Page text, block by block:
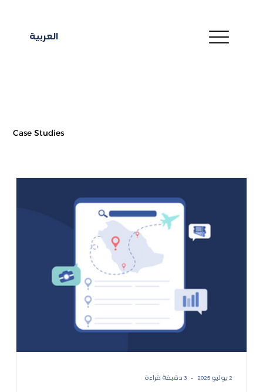
العربية
Case Studies
2 يوليو 2025 3 دقيقة قراءة